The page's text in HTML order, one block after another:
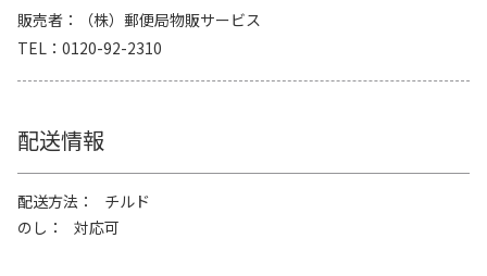
販売者
（株）郵便局物販サービス
TEL
0120-92-2310
配送情報
配送方法
チルド
のし
対応可